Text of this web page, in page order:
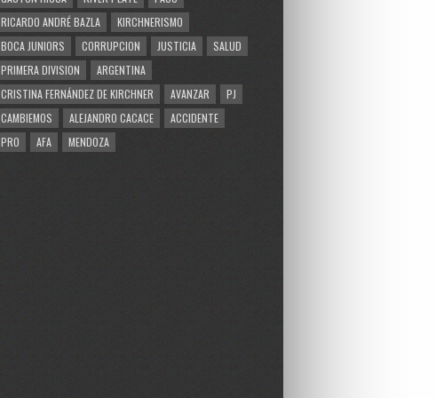
RICARDO ANDRÉ BAZLA
KIRCHNERISMO
BOCA JUNIORS
CORRUPCION JUSTICIA
SALUD
PRIMERA DIVISION
ARGENTINA
CRISTINA FERNÁNDEZ DE KIRCHNER
AVANZAR
PJ
CAMBIEMOS
ALEJANDRO CACACE
ACCIDENTE
PRO
AFA MENDOZA